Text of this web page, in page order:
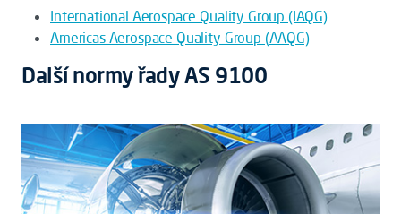
International Aerospace Quality Group (IAQG)
Americas Aerospace Quality Group (AAQG)
Další normy řady AS 9100